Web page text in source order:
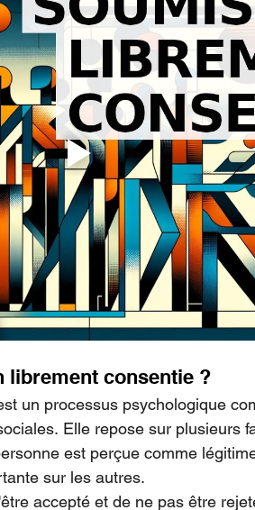
librement consentie ?
un processus psychologique
Elle repose sur plusieurs
est perçue comme
sur les autres.
accepté et de ne pas être